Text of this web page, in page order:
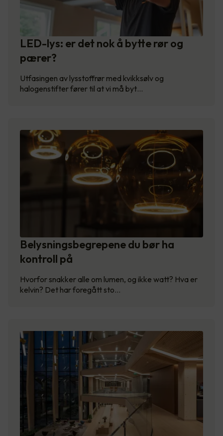
LED-lys: er det nok å bytte rør og
pærer?
Utfasingen av lysstoffrør med kvikksølv og
halogenstifter fører til at vi må byt…
Belysningsbegrepene du bør ha
kontroll på
Hvorfor snakker alle om lumen, og ikke watt? Hva er
kelvin? Det har foregått sto…